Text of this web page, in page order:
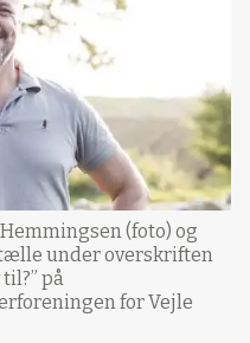
(foto) og
under overskriften
på
for Vejle